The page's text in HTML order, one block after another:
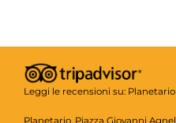
Leggi le recensioni su: Planetario
Planetario, Piazza Giovanni